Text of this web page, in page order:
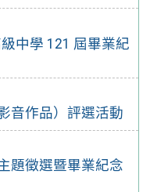
中學 121 屆畢業紀
音作品）評選活動
題徵選暨畢業紀念